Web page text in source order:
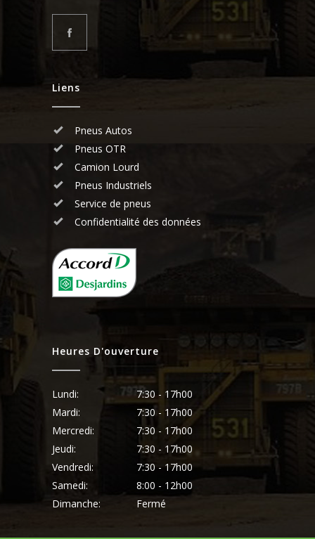
Liens
Pneus Autos
Pneus OTR
Camion Lourd
Pneus Industriels
Service de pneus
Confidentialité des données
Heures D'ouverture
Lundi:
7:30 - 17h00
Mardi:
7:30 - 17h00
Mercredi:
7:30 - 17h00
Jeudi:
7:30 - 17h00
Vendredi:
7:30 - 17h00
Samedi:
8:00 - 12h00
Dimanche:
Fermé